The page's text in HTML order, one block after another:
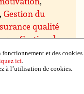
,Gestion du
qualité
,Gestion de
budgétaire et
et des
l’immobilier,
fonctionnement et des cookies
ici.
à l’utilisation de cookies.